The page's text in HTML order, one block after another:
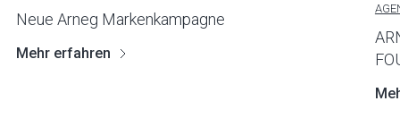
Neue Arneg Markenkampagne
Mehr erfahren